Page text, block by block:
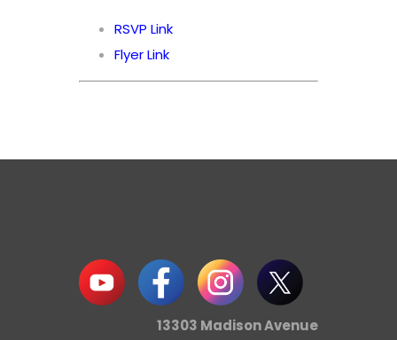
RSVP Link
Flyer Link
13303 Madison Avenue